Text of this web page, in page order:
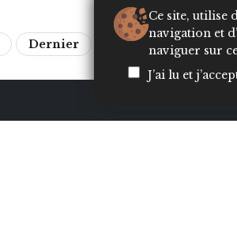
Dernier
Ce site, utilise
navigation et
naviguer sur
J’ai lu et